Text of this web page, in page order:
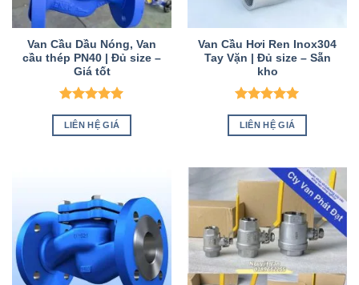
Van Cầu Dầu Nóng, Van
cầu thép PN40 | Đủ size –
Giá tốt
Được xếp
hạng55
sao
LIÊN HỆ GIÁ
Van Cầu Hơi Ren Inox304
Tay Vặn | Đủ size – Sẵn
kho
Được xếp
hạng55
sao
LIÊN HỆ GIÁ